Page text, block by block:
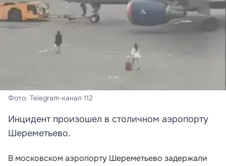
Фото: Telegram-канал 112
Инцидент произошел в столичном аэропорту
Шереметьево.
В московском аэропорту Шереметьево задержали